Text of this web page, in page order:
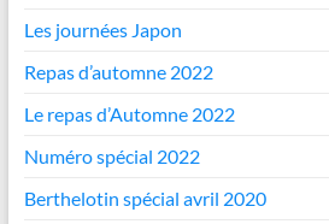
Les journées Japon
Repas d’automne 2022
Le repas d’Automne 2022
Numéro spécial 2022
Berthelotin spécial avril 2020